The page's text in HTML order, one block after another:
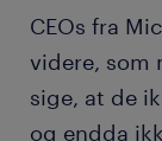
CEOs fra
videre, som
sige, at de
og endda